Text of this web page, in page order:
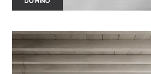
DOMINO